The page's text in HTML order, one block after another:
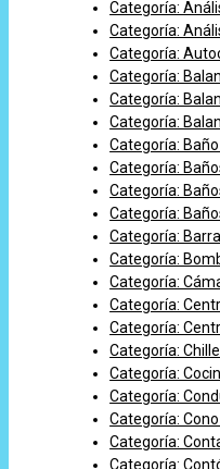
Categoría:
Categoría:
Categoría:
Categoría:
Categoría:
Categoría:
Categoría:
Categoría:
Categoría:
Categoría:
Categoría:
Categoría:
Categoría:
Categoría:
Categoría:
Categoría:
Categoría:
Categoría:
Categoría:
Categoría:
Categoría: